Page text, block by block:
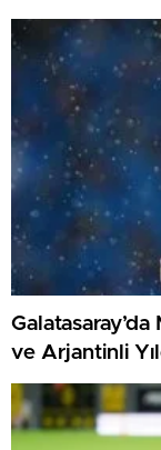
Erdoğan’dan
ve Arjantinli